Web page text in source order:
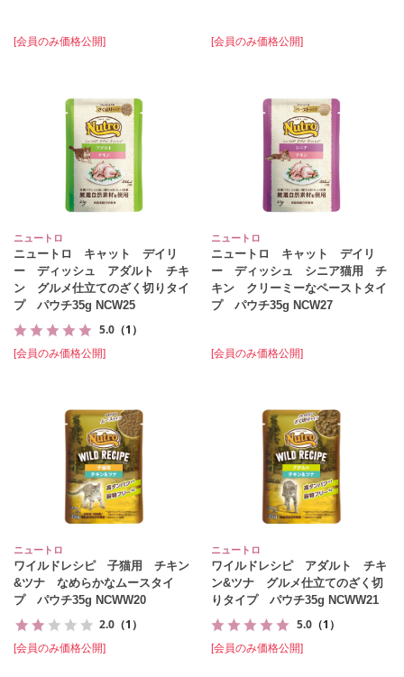
[会員のみ価格公開] [会員のみ価格公開]
ニュートロ
ニュートロ キャット デイリ
ー ディッシュ アダルト チキ
ン グルメ仕立てのざく切りタイ
プ パウチ35g NCW25
5.0 （1）
[会員のみ価格公開]
ニュートロ
ニュートロ キャット デイリ
ー ディッシュ シニア猫用 チ
キン クリーミーなペーストタイ
プ パウチ35g NCW27
[会員のみ価格公開]
ニュートロ
ワイルドレシピ 子猫用 チキン
&ツナ なめらかなムースタイ
プ パウチ35g NCWW20
2.0 （1）
[会員のみ価格公開]
ニュートロ
ワイルドレシピ アダルト チキ
ン&ツナ グルメ仕立てのざく切
りタイプ パウチ35g NCWW21
5.0 （1）
[会員のみ価格公開]